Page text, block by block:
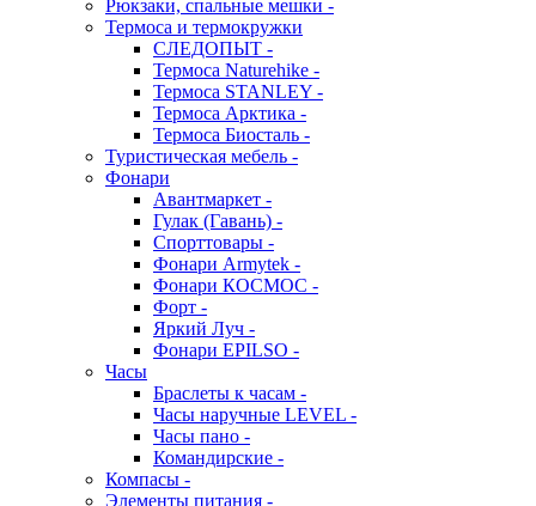
Рюкзаки, спальные мешки -
Термоса и термокружки
СЛЕДОПЫТ -
Термоса Naturehike -
Термоса STANLEY -
Термоса Арктика -
Термоса Биосталь -
Туристическая мебель -
Фонари
Авантмаркет -
Гулак (Гавань) -
Спорттовары -
Фонари Armytek -
Фонари КОСМОС -
Форт -
Яркий Луч -
Фонари EPILSO -
Часы
Браслеты к часам -
Часы наручные LEVEL -
Часы пано -
Командирские -
Компасы -
Элементы питания -